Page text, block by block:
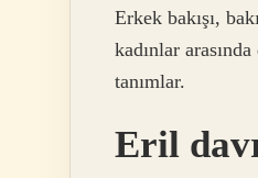
Erkek bakışı,
kadınlar
tanımlar.
Eril